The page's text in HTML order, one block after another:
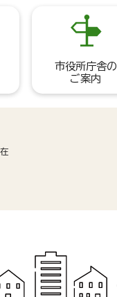
市役所庁舎の
ご案内